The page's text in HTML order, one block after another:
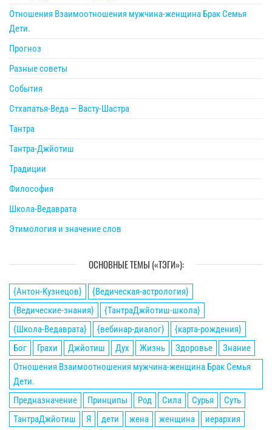
Отношения Взаимоотношения мужчина-женщина Брак Семья
Дети.
Прогноз
Разные советы
События
Стхапатья-Веда — Васту-Шастра
Тантра
Тантра-Джйотиш
Традиции
Философия
Школа-Ведаврата
Этимология и значение слов
ОСНОВНЫЕ ТЕМЫ («ТЭГИ»):
{Антон-Кузнецов}
{Ведическая-астрология}
{Ведические-знания}
{ТантраДжйотиш-школа}
{Школа-Ведаврата}
{вебинар-диалог}
{карта-рождения}
Бог
Грахи Джйотиш Дух Жизнь Здоровье
Знание
Отношения Взаимоотношения мужчина-женщина Брак Семья
Дети.
Предназначение
Принципы Род Сила Сурья
Суть
ТантраДжйотиш
Я дети жена женщина иерархия